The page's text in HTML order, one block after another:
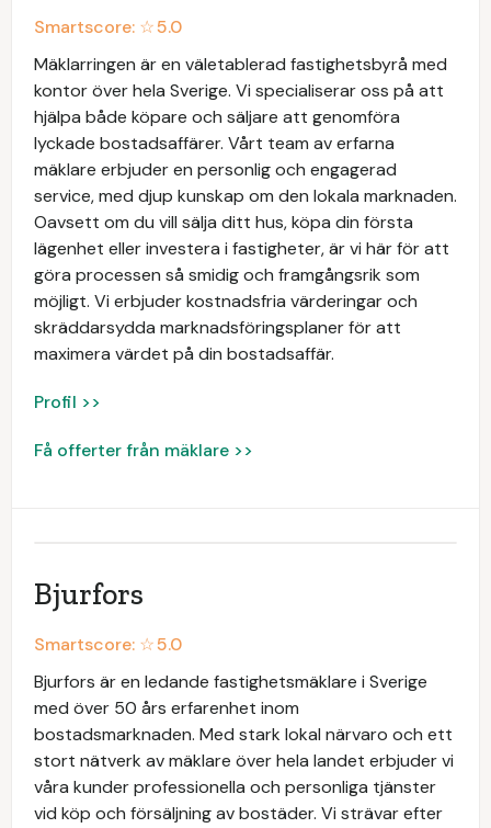
Smartscore: ☆5.0
Mäklarringen är en väletablerad fastighetsbyrå med
kontor över hela Sverige. Vi specialiserar oss på att
hjälpa både köpare och säljare att genomföra
lyckade bostadsaffärer. Vårt team av erfarna
mäklare erbjuder en personlig och engagerad
service, med djup kunskap om den lokala marknaden.
Oavsett om du vill sälja ditt hus, köpa din första
lägenhet eller investera i fastigheter, är vi här för att
göra processen så smidig och framgångsrik som
möjligt. Vi erbjuder kostnadsfria värderingar och
skräddarsydda marknadsföringsplaner för att
maximera värdet på din bostadsaffär.
Profil >>
Få offerter från mäklare >>
Bjurfors
Smartscore: ☆5.0
Bjurfors är en ledande fastighetsmäklare i Sverige
med över 50 års erfarenhet inom
bostadsmarknaden. Med stark lokal närvaro och ett
stort nätverk av mäklare över hela landet erbjuder vi
våra kunder professionella och personliga tjänster
vid köp och försäljning av bostäder. Vi strävar efter